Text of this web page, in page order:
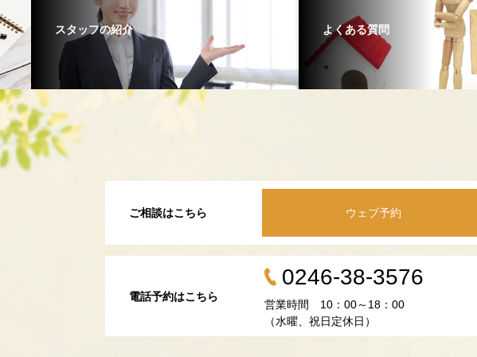
スタッフの紹介 よくある質問
ご相談はこちら ウェブ予約
電話予約はこちら
0246-38-3576
営業時間 10：00～18：00
（水曜、祝日定休日）